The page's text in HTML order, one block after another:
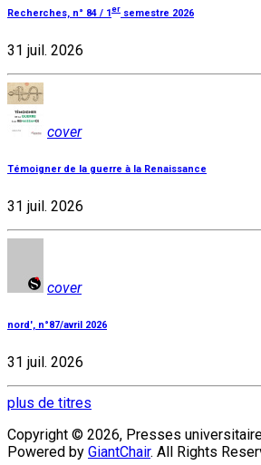
Recherches, n° 84 / 1 er semestre 2026
31 juil. 2026
cover
Témoigner de la guerre à la Renaissance
31 juil. 2026
cover
nord', n°87/avril 2026
31 juil. 2026
plus de titres
Copyright © 2026, Presses
Powered by GiantChair. All Rights